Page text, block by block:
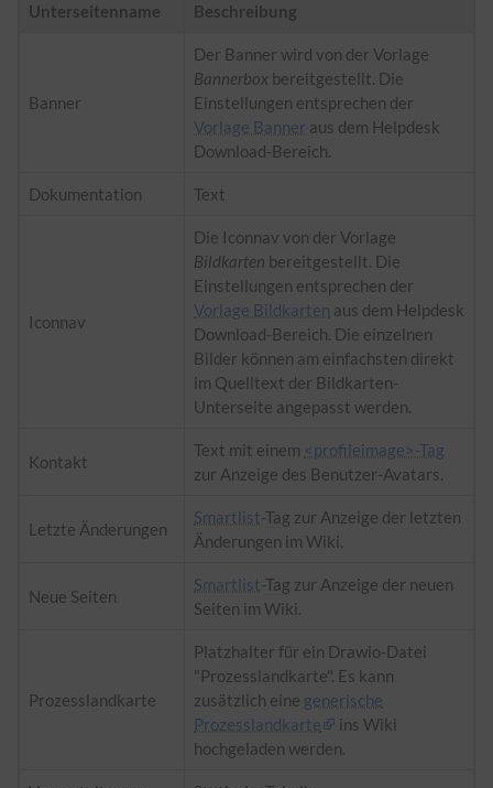
Unterseitenname Beschreibung
Banner
Der Banner wird von der Vorlage
Bannerbox bereitgestellt. Die
Einstellungen entsprechen der
Vorlage Banner aus dem Helpdesk
Download-Bereich.
Dokumentation Text
Iconnav
Die Iconnav von der Vorlage
Bildkarten bereitgestellt. Die
Einstellungen entsprechen der
Vorlage Bildkarten aus dem Helpdesk
Download-Bereich. Die einzelnen
Bilder können am einfachsten direkt
im Quelltext der Bildkarten-
Unterseite angepasst werden.
Kontakt
Text mit einem <profileimage>-Tag
zur Anzeige des Benutzer-Avatars.
Letzte Änderungen
Smartlist-Tag zur Anzeige der letzten
Änderungen im Wiki.
Neue Seiten
Smartlist-Tag zur Anzeige der neuen
Seiten im Wiki.
Prozesslandkarte
Platzhalter für ein Drawio-Datei
"Prozesslandkarte". Es kann
zusätzlich eine generische
Prozesslandkarte
ins Wiki
hochgeladen werden.